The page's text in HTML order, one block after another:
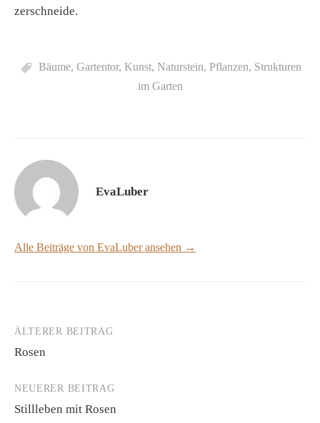
zerschneide.
Bäume, Gartentor, Kunst, Naturstein, Pflanzen, Strukturen
im Garten
EvaLuber
Alle Beiträge von EvaLuber ansehen →
Beitrags-
Navigation
ÄLTERER BEITRAG
Rosen
NEUERER BEITRAG
Stillleben mit Rosen